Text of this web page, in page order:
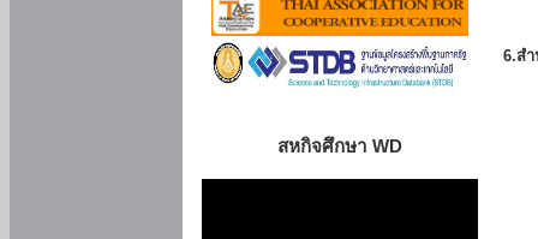
สหกิจศึกษา WD
6.ส